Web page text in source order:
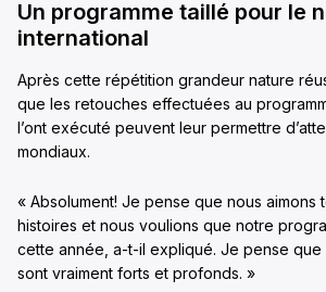
Un programme taillé pour le
international
Après cette répétition grandeur nature
que les retouches effectuées au
l’ont exécuté peuvent leur permettre
mondiaux.
« Absolument! Je pense que nous aimons
histoires et nous voulions que notre
cette année, a-t-il expliqué. Je pense que
sont vraiment forts et profonds. »